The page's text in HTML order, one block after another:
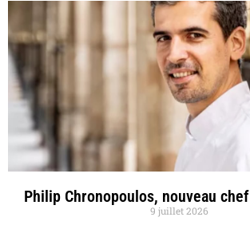
Philip Chronopoulos, nouveau
9 juillet 2026